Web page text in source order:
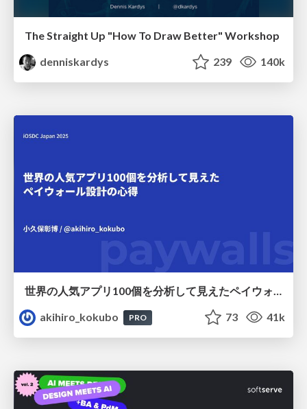
The Straight Up "How To Draw Better" Workshop
denniskardys
239 140k
世界の人気アプリ100個を分析して見えたペイウォール設計の心得
akihiro_kokubo
PRO 73 41k